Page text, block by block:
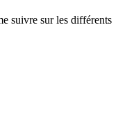
suivre sur les différents